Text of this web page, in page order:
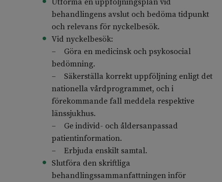
Utforma en uppföljningsplan vid
behandlingens avslut och bedöma tidpunkt
och relevans för nyckelbesök.
Vid nyckelbesök:
– Göra en medicinsk och psykosocial
bedömning.
– Säkerställa korrekt uppföljning enligt det
nationella vårdprogrammet, och i
förekommande fall meddela respektive
länssjukhus.
– Ge individ- och åldersanpassad
patientinformation.
– Erbjuda enskilt samtal.
Slutföra den skriftliga
behandlingssammanfattningen inför